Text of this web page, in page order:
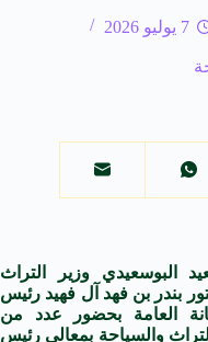
7 يوليو 2026
البوسعيدي وزير التراث
بندر بن فهد آل فهيد رئيس
العامة بحضور عدد من
والسياحة بمعالي رئيس